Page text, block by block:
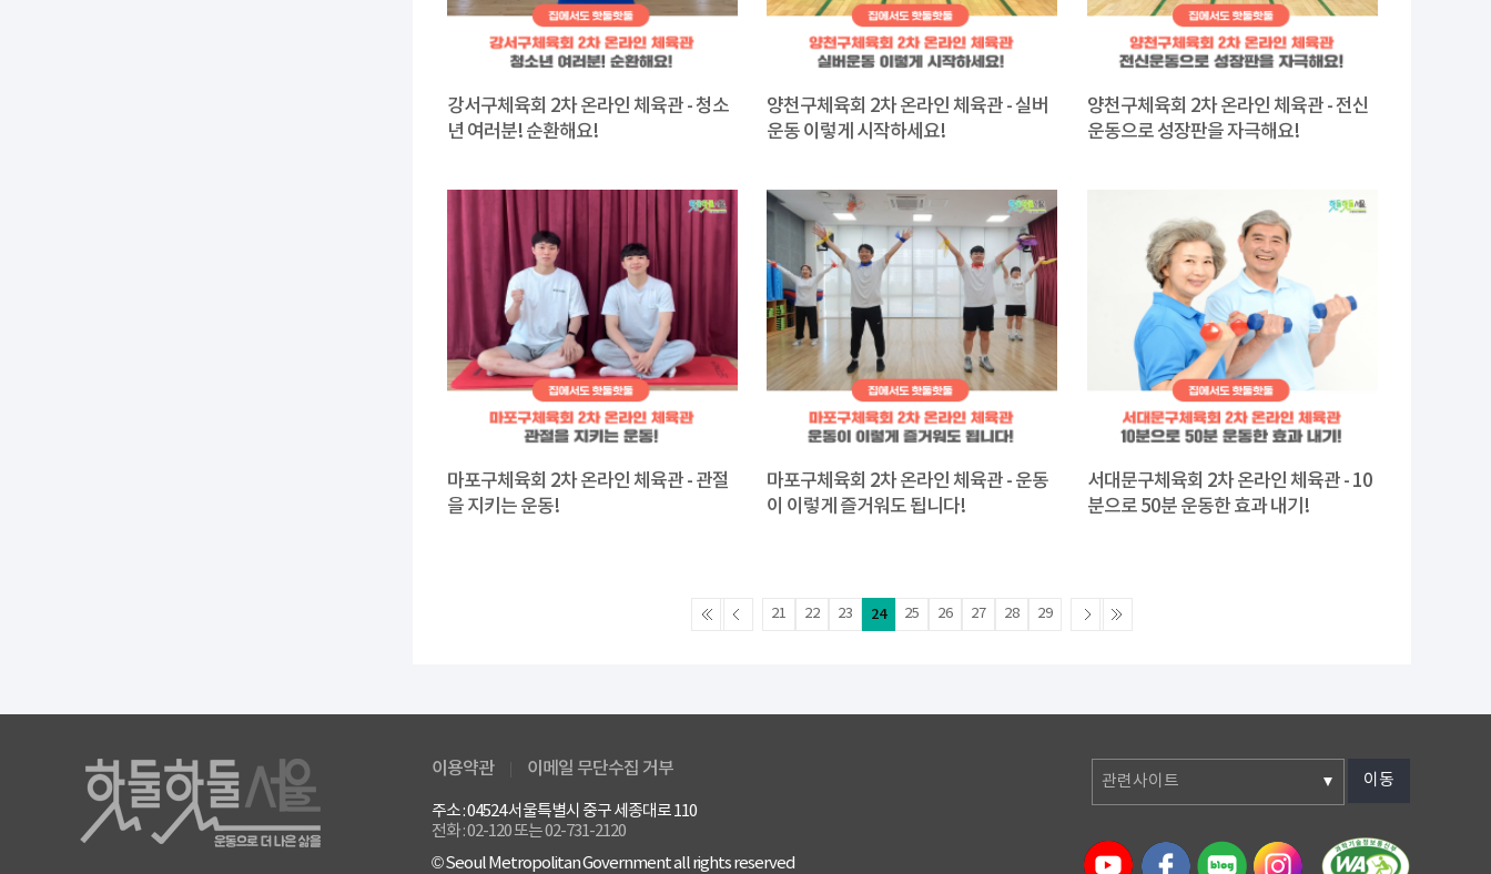
강서구체육회 2차 온라인 체육관 - 청소
년 여러분! 순환해요!
양천구체육회 2차 온라인 체육관 - 실버
운동 이렇게 시작하세요!
양천구체육회 2차 온라인 체육관 - 전신
운동으로 성장판을 자극해요!
마포구체육회 2차 온라인 체육관 - 관절
을 지키는 운동!
마포구체육회 2차 온라인 체육관 - 운동
이 이렇게 즐거워도 됩니다!
서대문구체육회 2차 온라인 체육관 - 10
분으로 50분 운동한 효과 내기!
21 22 23 24 25 26 27 28 29
이용약관 이메일 무단수집 거부
주소 : 04524 서울특별시 중구 세종대로 110
전화 : 02-120 또는 02-731-2120
© Seoul Metropolitan Government all rights reserved
관련사이트 이동